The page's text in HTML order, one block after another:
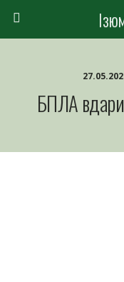
БПЛА